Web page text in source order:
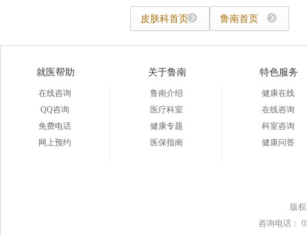
皮肤科首页 鲁南首页
就医帮助
在线咨询
QQ咨询
免费电话
网上预约
关于鲁南
鲁南介绍
医疗科室
健康专题
医保指南
特色服务
健康在线
在线咨询
科室咨询
健康问答
版
咨询电话：